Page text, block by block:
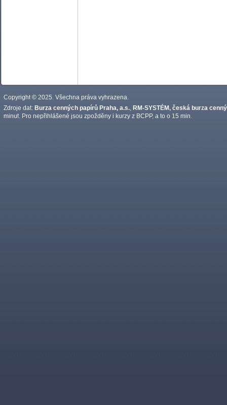
Copyright © 2025. Všechna práva vyhrazena.
Zdroje dat: Burza cenných papírů Praha, a.s. RM-SYSTÉM, česká burza
minut. Pro nepřihlášené jsou zpožděny i kurzy z BCPP, a to o 15 min.